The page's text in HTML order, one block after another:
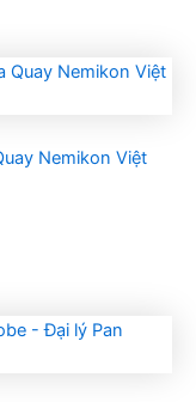
Nemikon Việt